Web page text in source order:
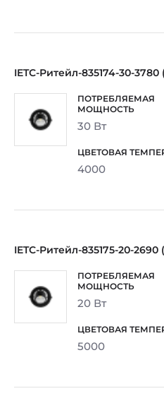
IETC-Ритейл-835174-30-
30 Вт
4000
IETC-Ритейл-835175-20-
20 Вт
5000